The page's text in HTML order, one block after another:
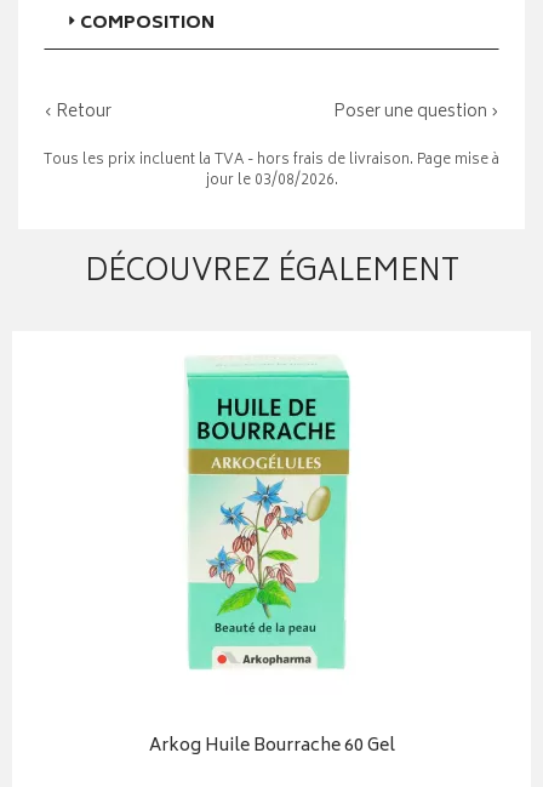
COMPOSITION
‹ Retour Poser une question ›
Tous les prix incluent la TVA - hors frais de livraison. Page mise à
jour le 03/08/2026.
DÉCOUVREZ ÉGALEMENT
Arkog Huile Bourrache 60 Gel